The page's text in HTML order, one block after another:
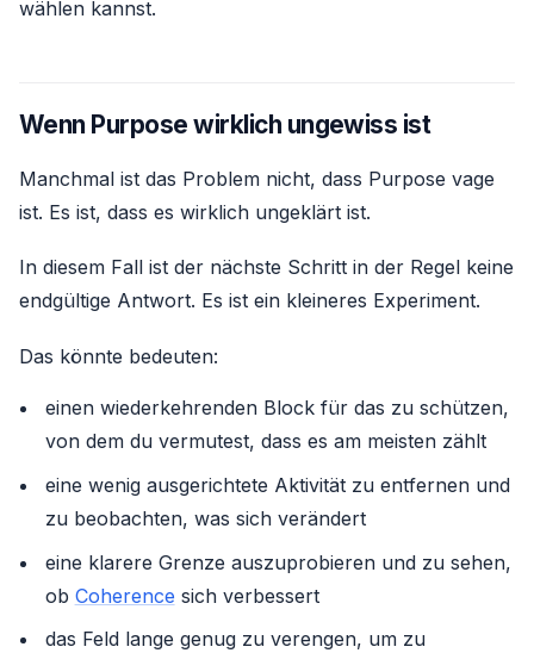
wählen kannst.
Wenn Purpose wirklich ungewiss ist
Manchmal ist das Problem nicht, dass Purpose vage
ist. Es ist, dass es wirklich ungeklärt ist.
In diesem Fall ist der nächste Schritt in der Regel keine
endgültige Antwort. Es ist ein kleineres Experiment.
Das könnte bedeuten:
einen wiederkehrenden Block für das zu schützen,
von dem du vermutest, dass es am meisten zählt
eine wenig ausgerichtete Aktivität zu entfernen und
zu beobachten, was sich verändert
eine klarere Grenze auszuprobieren und zu sehen,
ob Coherence sich verbessert
das Feld lange genug zu verengen, um zu